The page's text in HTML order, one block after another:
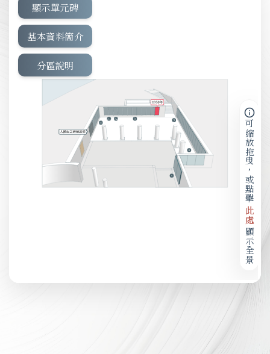
顯示單元碑
基本資料簡介
分區說明
可縮放拖曳，或點擊
此處
顯示全景